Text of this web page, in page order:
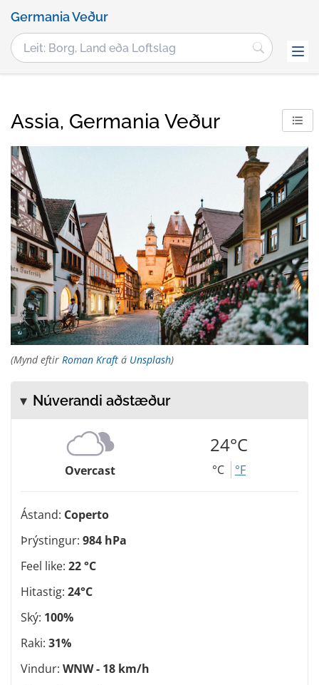
Germania Veður
Assia, Germania Veður
(Mynd eftir Roman Kraft á Unsplash)
Núverandi aðstæður
Overcast
24°C
°C °F
Ástand: Coperto
Þrýstingur: 984 hPa
Feel like: 22 °C
Hitastig: 24°C
Ský: 100%
Raki: 31%
Vindur: WNW - 18 km/h